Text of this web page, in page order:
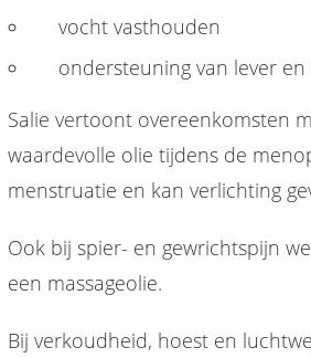
vocht vasthouden
ondersteuning van lever
Salie vertoont overeenkomsten
waardevolle olie tijdens de
menstruatie en kan verlichting
Ook bij spier- en gewrichtspijn
een massageolie.
Bij verkoudheid, hoest en